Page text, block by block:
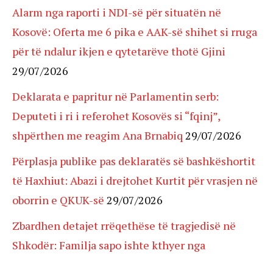
Alarm nga raporti i NDI-së për situatën në
Kosovë: Oferta me 6 pika e AAK-së shihet si rruga
për të ndalur ikjen e qytetarëve thotë Gjini
29/07/2026
Deklarata e papritur në Parlamentin serb:
Deputeti i ri i referohet Kosovës si “fqinj”,
shpërthen me reagim Ana Brnabiq 29/07/2026
Përplasja publike pas deklaratës së bashkëshortit
të Haxhiut: Abazi i drejtohet Kurtit për vrasjen në
oborrin e QKUK-së 29/07/2026
Zbardhen detajet rrëqethëse të tragjedisë në
Shkodër: Familja sapo ishte kthyer nga